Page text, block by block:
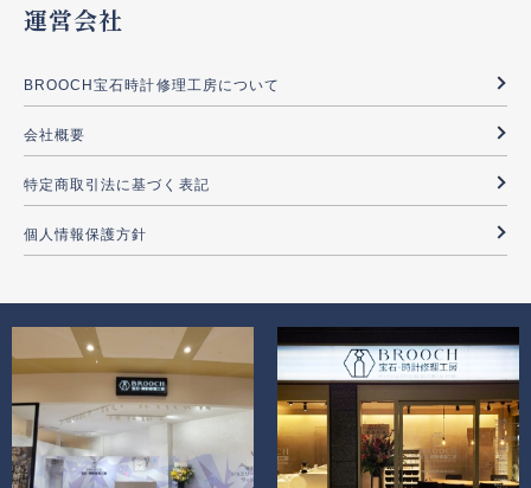
運営会社
BROOCH宝石時計修理工房について
会社概要
特定商取引法に基づく表記
個人情報保護方針